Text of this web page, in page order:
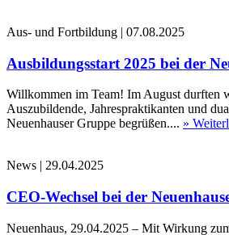
Aus- und Fortbildung | 07.08.2025
Ausbildungsstart 2025 bei der
Willkommen im Team! Im August durften
Auszubildende, Jahrespraktikanten und
Neuenhauser Gruppe begrüßen.... »
News | 29.04.2025
CEO-Wechsel bei der
Neuenhaus, 29.04.2025 – Mit Wirkung